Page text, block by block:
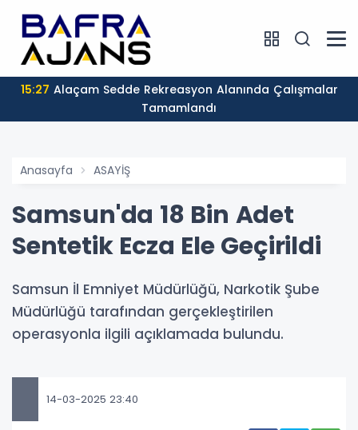
15:27
Tamamlandı
Anasayfa ASAYİŞ
Samsun'da 18 Bin Adet
Sentetik Ecza Ele Geçirildi
Samsun İl Emniyet Müdürlüğü, Narkotik Şube
Müdürlüğü tarafından gerçekleştirilen
operasyonla ilgili açıklamada bulundu.
14-03-2025 23:40